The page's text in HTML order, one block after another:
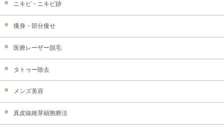
ニキビ・ニキビ跡
痩身・部分痩せ
医療レーザー脱毛
タトゥー除去
メンズ美容
真皮線維芽細胞療法